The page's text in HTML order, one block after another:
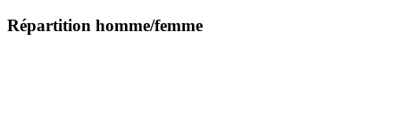
Répartition homme/femme